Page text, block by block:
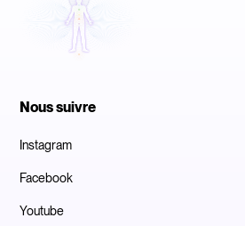
Nous suivre
Instagram
Facebook
Youtube